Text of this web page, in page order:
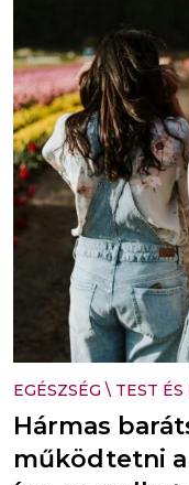
EGÉSZSÉG \ TEST
Hármas
működtetni